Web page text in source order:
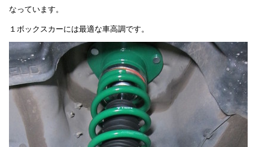
なっています。
１ボックスカーには最適な車高調です。